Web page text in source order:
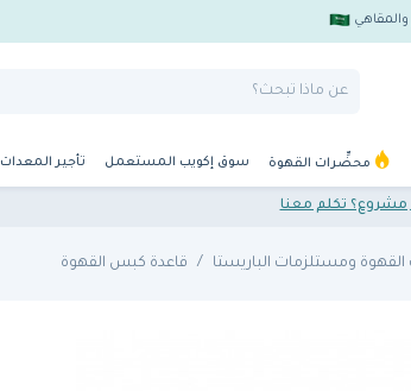
محضِّرات القهوة سوق إكويب المستعمل تأجير المعدات
مشروع؟ تكلم معنا
القهوة ومستلزمات الباريستا قاعدة كبس القهوة